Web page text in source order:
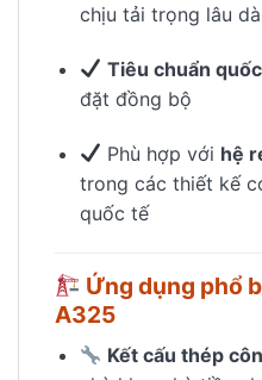
chịu tải trọng lâu
Tiêu chuẩn
đặt đồng bộ
Phù hợp với hệ
trong các thiết kế
quốc tế
Ứng dụng phổ
A325
Kết cấu thép